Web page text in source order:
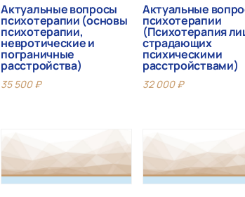
Актуальные вопросы
психотерапии (основы
психотерапии,
невротические и
пограничные
расстройства)
35 500₽
Актуальные
психотерапии
(Психотерапия
страдающих
психическими
расстройствами)
32 000₽